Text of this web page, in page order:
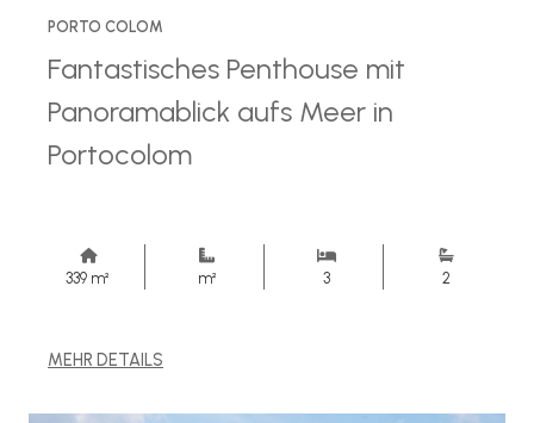
PORTO COLOM
Fantastisches Penthouse mit
Panoramablick aufs Meer in
Portocolom
339 m² m² 3 2
MEHR DETAILS